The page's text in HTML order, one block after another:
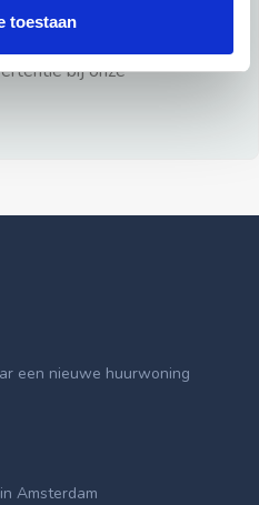
toestaan
bij onze
een nieuwe huurwoning
Amsterdam